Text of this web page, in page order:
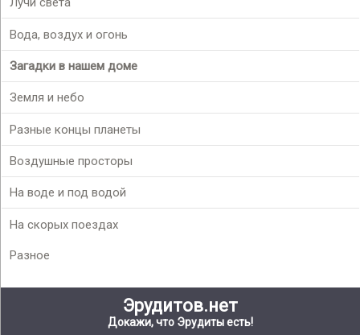
Вода, воздух и огонь
Загадки в нашем доме
Земля и небо
Разные концы планеты
Воздушные просторы
На воде и под водой
На скорых поездах
Разное
Эрудитов.нет
Докажи, что Эрудиты есть!